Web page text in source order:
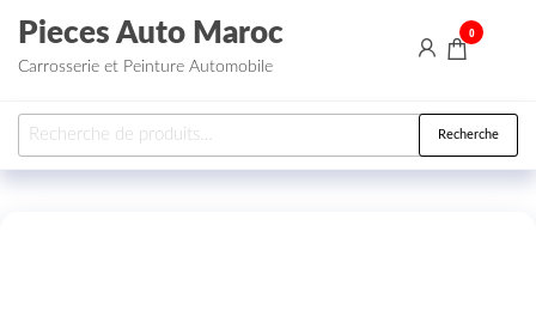
Aller au contenu
Pieces Auto Maroc
Carrosserie et Peinture Automobile
0
Recherche pour : Recherche